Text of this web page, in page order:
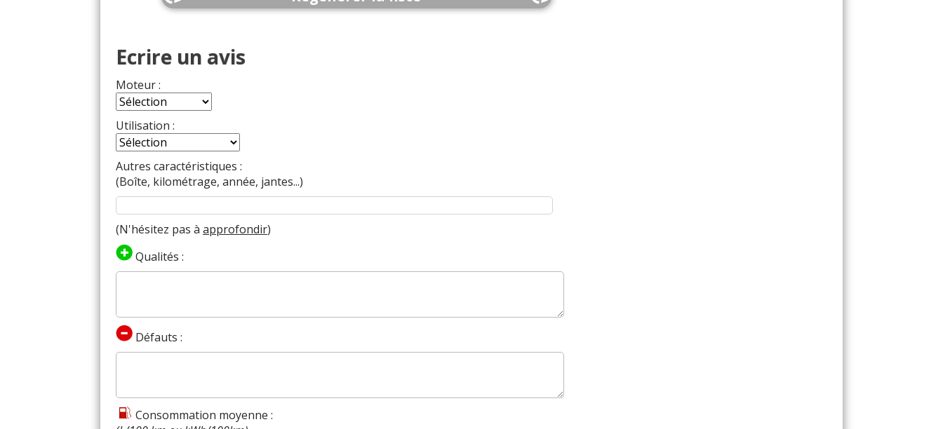
Ecrire un avis
Moteur :
Utilisation :
Autres caractéristiques :
(Boîte, kilométrage, année, jantes...)
(N'hésitez pas à approfondir)
Qualités :
Défauts :
Consommation moyenne :